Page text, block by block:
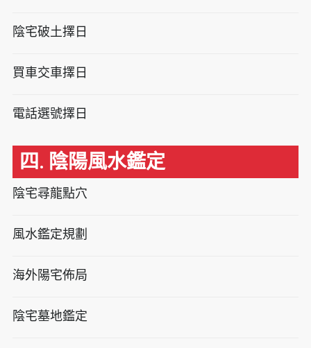
陰宅破土擇日
買車交車擇日
電話選號擇日
四. 陰陽風水鑑定
陰宅尋龍點穴
風水鑑定規劃
海外陽宅佈局
陰宅墓地鑑定